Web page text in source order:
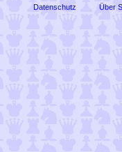
Datenschutz Über